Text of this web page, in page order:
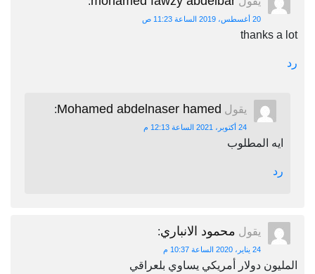
20 أغسطس، 2019 الساعة 11:23 ص
thanks a lot
رد
يقول Mohamed abdelnaser hamed
:
24 أكتوبر، 2021 الساعة 12:13 م
ايه المطلوب
رد
يقول محمود الانباري:
24 يناير، 2020 الساعة 10:37 م
المليون دولار أمريكي يساوي بلعراقي